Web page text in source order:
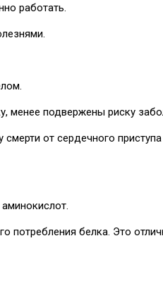
работать.
подвержены риску
от сердечного приступа
белка. Это